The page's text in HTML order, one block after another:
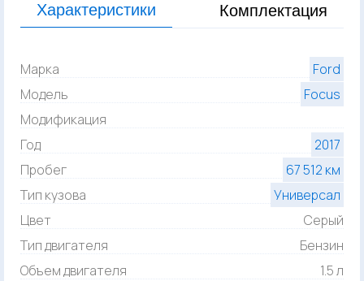
Характеристики Комплектация
Марка
Ford
Модель
Focus
Модификация
Год
2017
Пробег
67 512 км
Тип кузова
Универсал
Цвет
Серый
Тип двигателя
Бензин
Объем двигателя
1.5 л